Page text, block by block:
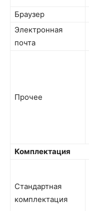
Браузер
Электронная
почта
Прочее
Комплектация
Стандартная
комплектация